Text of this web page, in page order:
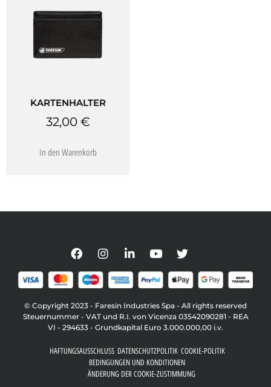
KARTENHALTER
32,00 €
In den Warenkorb
© Copyright 2023 - Faresin Industries Spa - All rights reserved
Steuernummer - VAT und R.I. von Vicenza 03542090281 - REA
VI - 294633 - Grundkapital Euro 3.000.000,00 i.v.
HAFTUNGSAUSSCHLUSS DATENSCHUTZPOLITIK COOKIE-POLITIK
BEDINGUNGEN UND KONDITIONEN
ÄNDERUNG DER COOKIE-ZUSTIMMUNG